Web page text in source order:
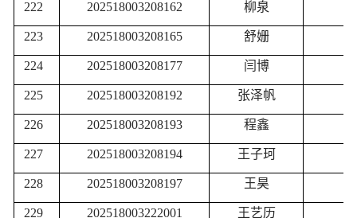
222 202518003208162 柳泉
223 202518003208165 舒姗
224 202518003208177 闫博
225 202518003208192 张泽帆
226 202518003208193 程鑫
227 202518003208194 王子珂
228 202518003208197 王昊
229 202518003222001 王艺历